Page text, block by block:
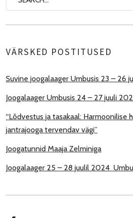
VÄRSKED POSTITUSED
Suvine joogalaager Umbusis 23 – 26
Joogalaager Umbusis 24 – 27 juuli
“Lõdvestus ja tasakaal: Harmoonilise
jantrajooga tervendav vägi”
Joogatunnid Maaja Zelminiga
Joogalaager 25 – 28 juulil 2024